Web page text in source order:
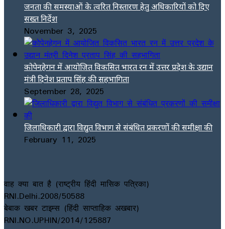
जनता की समस्याओं के त्वरित निस्तारण हेतु अधिकारियों को दिए
सख्त निर्देश
November 3, 2025
कोपेनहेगन में आयोजित विकसित भारत रन में उत्तर प्रदेश के उद्यान
मंत्री दिनेश प्रताप सिंह की सहभागिता
September 28, 2025
जिलाधिकारी द्वारा विद्युत विभाग से संबंधित प्रकरणों की समीक्षा की
February 11, 2025
वाह क्या बात है (राष्ट्रीय हिंदी मासिक पत्रिका)
RNI.Delhi.2008/50588
बेबाक खबर टाइम्स (हिंदी साप्ताहिक अखबार)
RNI.NO.UPHIN/2014/125887